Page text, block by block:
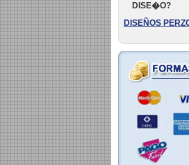
DISE�O?
DISEÑOS